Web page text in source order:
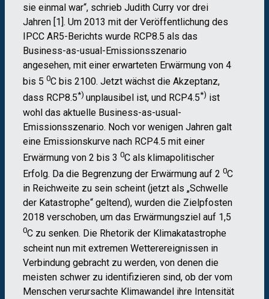
sie einmal war“, schrieb Judith Curry vor drei
Jahren [1]. Um 2013 mit der Veröffentlichung des
IPCC AR5-Berichts wurde RCP8.5 als das
Business-as-usual-Emissionsszenario
angesehen, mit einer erwarteten Erwärmung von 4
bis 5 0C bis 2100. Jetzt wächst die Akzeptanz,
dass RCP8.5*) unplausibel ist, und RCP4.5*) ist
wohl das aktuelle Business-as-usual-
Emissionsszenario. Noch vor wenigen Jahren galt
eine Emissionskurve nach RCP4.5 mit einer
Erwärmung von 2 bis 3 0C als klimapolitischer
Erfolg. Da die Begrenzung der Erwärmung auf 2 0C
in Reichweite zu sein scheint (jetzt als „Schwelle
der Katastrophe“ geltend), wurden die Zielpfosten
2018 verschoben, um das Erwärmungsziel auf 1,5
0C zu senken. Die Rhetorik der Klimakatastrophe
scheint nun mit extremen Wetterereignissen in
Verbindung gebracht zu werden, von denen die
meisten schwer zu identifizieren sind, ob der vom
Menschen verursachte Klimawandel ihre Intensität